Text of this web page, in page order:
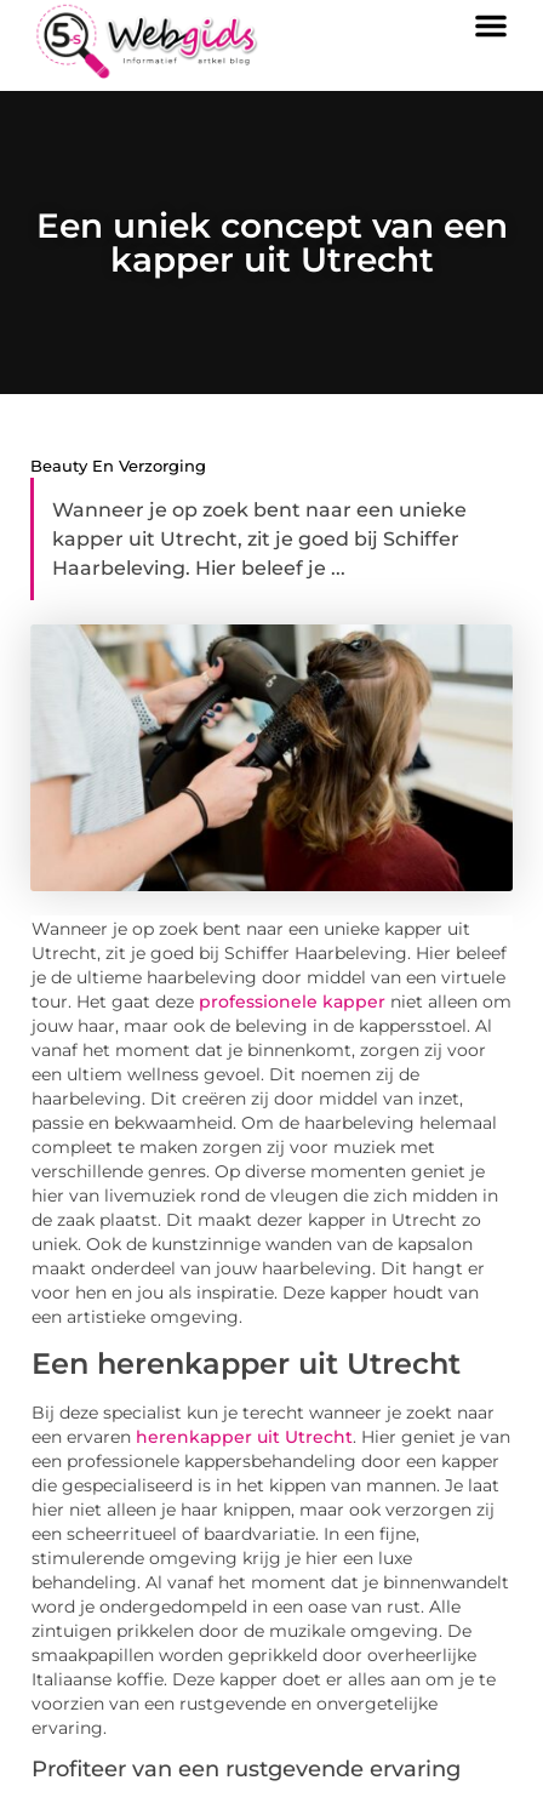
Een uniek concept van een
kapper uit Utrecht
Beauty En Verzorging
Wanneer je op zoek bent naar een unieke
kapper uit Utrecht, zit je goed bij Schiffer
Haarbeleving. Hier beleef je ...
Wanneer je op zoek bent naar een unieke kapper uit
Utrecht, zit je goed bij Schiffer Haarbeleving. Hier beleef
je de ultieme haarbeleving door middel van een virtuele
tour. Het gaat deze professionele kapper niet alleen om
jouw haar, maar ook de beleving in de kappersstoel. Al
vanaf het moment dat je binnenkomt, zorgen zij voor
een ultiem wellness gevoel. Dit noemen zij de
haarbeleving. Dit creëren zij door middel van inzet,
passie en bekwaamheid. Om de haarbeleving helemaal
compleet te maken zorgen zij voor muziek met
verschillende genres. Op diverse momenten geniet je
hier van livemuziek rond de vleugen die zich midden in
de zaak plaatst. Dit maakt dezer kapper in Utrecht zo
uniek. Ook de kunstzinnige wanden van de kapsalon
maakt onderdeel van jouw haarbeleving. Dit hangt er
voor hen en jou als inspiratie. Deze kapper houdt van
een artistieke omgeving.
Een herenkapper uit Utrecht
Bij deze specialist kun je terecht wanneer je zoekt naar
een ervaren herenkapper uit Utrecht. Hier geniet je van
een professionele kappersbehandeling door een kapper
die gespecialiseerd is in het kippen van mannen. Je laat
hier niet alleen je haar knippen, maar ook verzorgen zij
een scheerritueel of baardvariatie. In een fijne,
stimulerende omgeving krijg je hier een luxe
behandeling. Al vanaf het moment dat je binnenwandelt
word je ondergedompeld in een oase van rust. Alle
zintuigen prikkelen door de muzikale omgeving. De
smaakpapillen worden geprikkeld door overheerlijke
Italiaanse koffie. Deze kapper doet er alles aan om je te
voorzien van een rustgevende en onvergetelijke
ervaring.
Profiteer van een rustgevende ervaring